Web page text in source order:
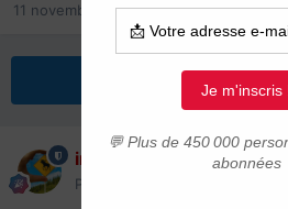
11 novembre 2021dansMédecins,
Répondre à ce
immigrer.com
Posté(e)